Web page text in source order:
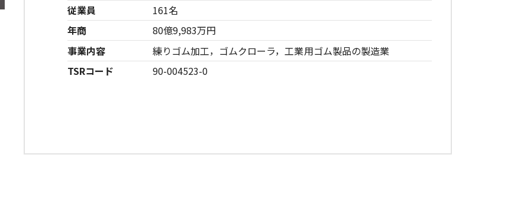
従業員
161名
年商
80億9,983万円
事業内容
練りゴム加工，ゴムクローラ，工業用ゴム製品の製造業
TSRコード
90-004523-0